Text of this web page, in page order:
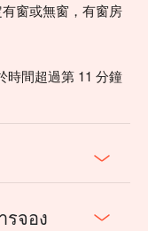
窗或無窗，有窗房
時間超過第 11 分鐘
รจอง